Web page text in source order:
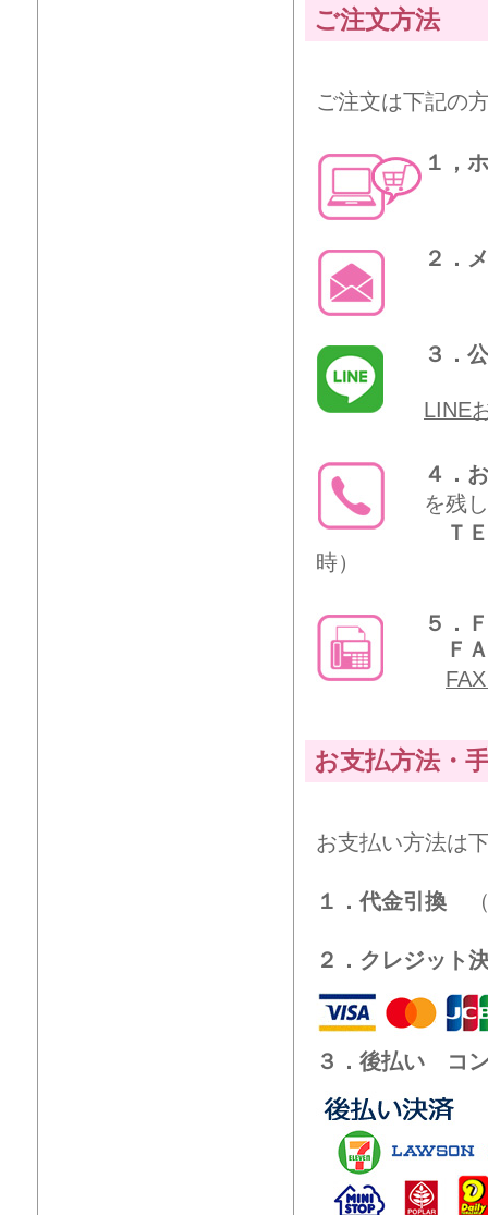
ご注文方法
ご注文は下記の
１，
２．
３．
LINE
４．
を残
Ｔ
時）
５．
ＦＡ
お支払方法・
お支払い方法は
１．代金引換 （
２．クレジット
３．後払い コ